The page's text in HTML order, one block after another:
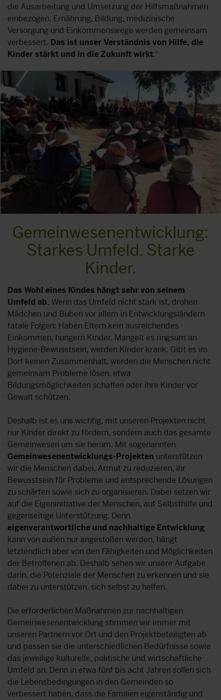
die Ausarbeitung und Umsetzung der Hilfsmaßnahmen
einbezogen. Ernährung, Bildung, medizinische
Versorgung und Einkommenswege werden gemeinsam
verbessert. Das ist unser Verständnis von Hilfe, die
Kinder stärkt und in die Zukunft wirkt."
Gemeinwesenentwicklung:
Starkes Umfeld. Starke
Kinder.
Das Wohl eines Kindes hängt sehr von seinem
Umfeld ab. Wenn das Umfeld nicht stark ist, drohen
Mädchen und Buben vor allem in Entwicklungsländern
fatale Folgen: Haben Eltern kein ausreichendes
Einkommen, hungern Kinder. Mangelt es ringsum an
Hygiene-Bewusstsein, werden Kinder krank. Gibt es im
Dorf keinen Zusammenhalt, werden die Menschen nicht
gemeinsam Probleme lösen, etwa
Bildungsmöglichkeiten schaffen oder ihre Kinder vor
Gewalt schützen.
Deshalb ist es uns wichtig, mit unseren Projekten nicht
nur Kinder direkt zu fördern, sondern auch das gesamte
Gemeinwesen um sie herum. Mit sogenannten
Gemeinwesenentwicklungs-Projekten unterstützen
wir die Menschen dabei, Armut zu reduzieren, ihr
Bewusstsein für Probleme und entsprechende Lösungen
zu schärfen sowie sich zu organisieren. Dabei setzen wir
auf die Eigeninitiative der Menschen, auf Selbsthilfe und
gegenseitige Unterstützung. Denn
eigenverantwortliche und nachhaltige Entwicklung
kann von außen nur angestoßen werden, hängt
letztendlich aber von den Fähigkeiten und Möglichkeiten
der Betroffenen ab. Deshalb sehen wir unsere Aufgabe
darin, die Potenziale der Menschen zu erkennen und sie
dabei zu unterstützen, sich selbst zu helfen.
Die erforderlichen Maßnahmen zur nachhaltigen
Gemeinwesenentwicklung stimmen wir immer mit
unseren Partnern vor Ort und den Projektbeteiligten ab
und passen sie die unterschiedlichen Bedürfnisse sowie
das jeweilige kulturelle, politische und wirtschaftliche
Umfeld an. Denn in etwa fünf bis acht Jahren sollen sich
die Lebensbedingungen in den Gemeinden so
verbessert haben, dass die Familien eigenständig und